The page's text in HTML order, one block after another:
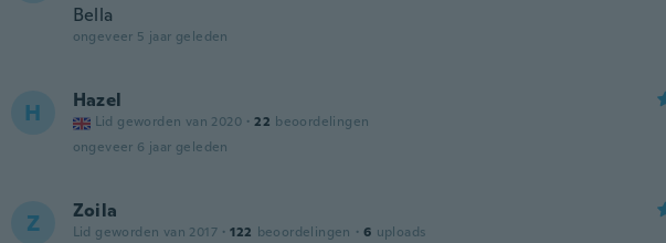
Bella
ongeveer 5 jaar geleden
H Hazel
Lid geworden van 2020 · 22 beoordelingen
ongeveer 6 jaar geleden
Z Zoila
Lid geworden van 2017 · 122 beoordelingen · 6 uploads